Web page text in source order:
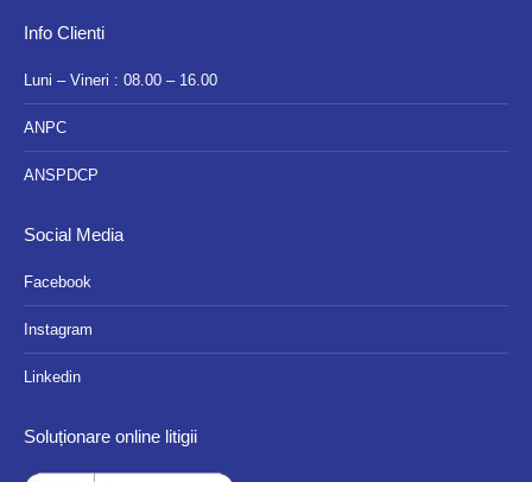
Info Clienti
Luni – Vineri : 08.00 – 16.00
ANPC
ANSPDCP
Social Media
Facebook
Instagram
Linkedin
Soluționare online litigii